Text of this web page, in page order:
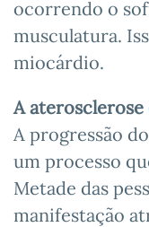
ocorrendo o
musculatura.
miocárdio.
A
A progressão
um processo
Metade das
manifestação